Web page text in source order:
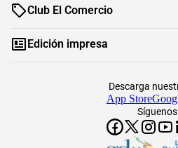
Club El Comercio
Edición impresa
Síguenos
Descarga
App Store